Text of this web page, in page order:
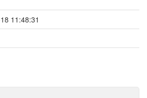
11:48:31